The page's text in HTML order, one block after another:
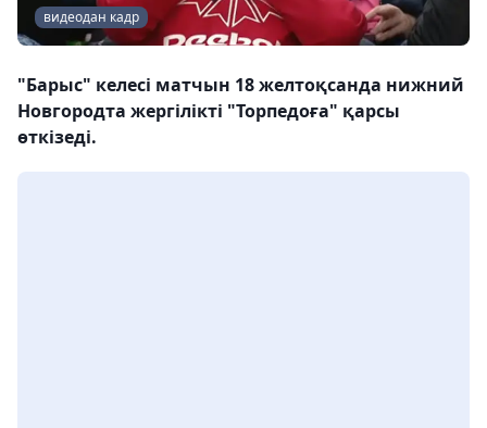
видеодан кадр
"Барыс" келесі матчын 18 желтоқсанда нижний
Новгородта жергілікті "Торпедоға" қарсы
өткізеді.